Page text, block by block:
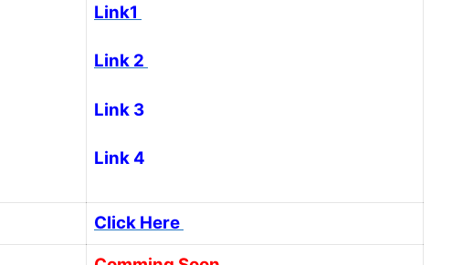
Link1
Link 2
Link 3
Link 4
Click Here